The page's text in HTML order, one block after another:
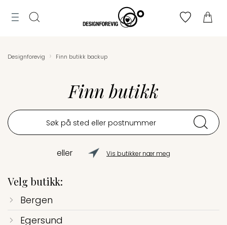
MENY
Til
toppen
Merker
Designforevig › Finn butikk backup
Finn butikk
Søkeord
eller Vis butikker nær meg
Velg butikk:
Bergen
Egersund